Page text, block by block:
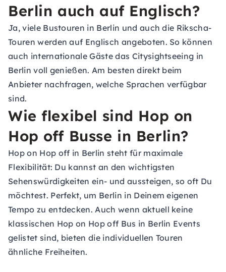
Berlin auch auf Englisch?
Ja, viele Bustouren in Berlin und auch die Rikscha-
Touren werden auf Englisch angeboten. So können
auch internationale Gäste das Citysightseeing in
Berlin voll genießen. Am besten direkt beim
Anbieter nachfragen, welche Sprachen verfügbar
sind.
Wie flexibel sind Hop on
Hop off Busse in Berlin?
Hop on Hop off in Berlin steht für maximale
Flexibilität: Du kannst an den wichtigsten
Sehenswürdigkeiten ein- und aussteigen, so oft Du
möchtest. Perfekt, um Berlin in Deinem eigenen
Tempo zu entdecken. Auch wenn aktuell keine
klassischen Hop on Hop off Bus in Berlin Events
gelistet sind, bieten die individuellen Touren
ähnliche Freiheiten.